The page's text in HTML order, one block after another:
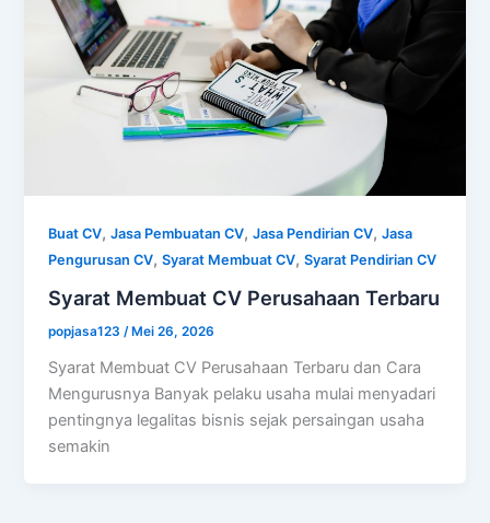
Buat CV,Jasa Pembuatan CV,Jasa Pendirian CV,Jasa
Pengurusan CV,Syarat Membuat CV,Syarat Pendirian CV
Syarat Membuat CV Perusahaan Terbaru
popjasa123 /Mei 26, 2026
Syarat Membuat CV Perusahaan Terbaru dan Cara
Mengurusnya Banyak pelaku usaha mulai menyadari
pentingnya legalitas bisnis sejak persaingan usaha
semakin